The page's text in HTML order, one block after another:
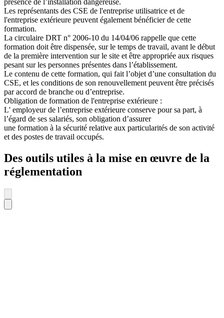
présence de l’installation dangereuse.
Les représentants des CSE de l'entreprise utilisatrice et de
l'entreprise extérieure peuvent également bénéficier de cette
formation.
La circulaire DRT n° 2006-10 du 14/04/06 rappelle que cette
formation doit être dispensée, sur le temps de travail, avant le début
de la première intervention sur le site et être appropriée aux risques
pesant sur les personnes présentes dans l’établissement.
Le contenu de cette formation, qui fait l’objet d’une consultation du
CSE, et les conditions de son renouvellement peuvent être précisés
par accord de branche ou d’entreprise.
Obligation de formation de l'entreprise extérieure :
L' employeur de l’entreprise extérieure conserve pour sa part, à
l’égard de ses salariés, son obligation d’assurer
une formation à la sécurité relative aux particularités de son activité
et des postes de travail occupés.
Des outils utiles à la mise en œuvre de la
réglementation